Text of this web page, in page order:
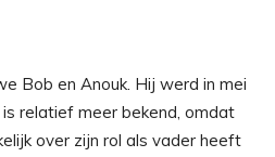
Bob en Anouk. Hij werd in mei
relatief meer bekend, omdat
over zijn rol als vader heeft